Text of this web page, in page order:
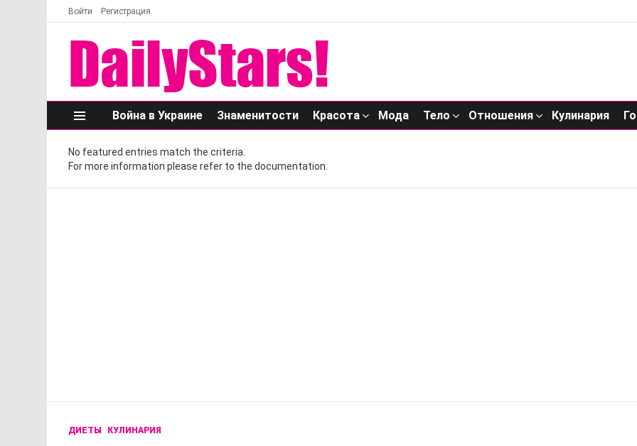
Войти Регистрация
Меню
Война в Украине Знаменитости Красота Мода Тело Отношения Кулинария
No featured entries match the criteria.
For more information please refer to the documentation.
ДИЕТЫ КУЛИНАРИЯ